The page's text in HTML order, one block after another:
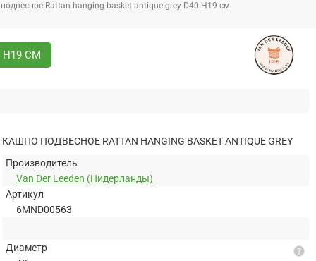
Rattan hanging basket antique grey D40 H19 см
H19 СМ
КАШПО ПОДВЕСНОЕ RATTAN HANGING BASKET ANTIQUE GREY
Производитель
Van Der Leeden (Нидерланды)
Артикул
6MND00563
Диаметр
help